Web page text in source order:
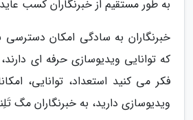
به طور مستقیم از خبرنگاران کسب
خبرنگاران به سادگی امکان دسترسی
که توانایی ویدیوسازی حرفه ای
فکر می کنید استعداد، توانایی،
ویدیوسازی دارید، به خبرنگاران مگ